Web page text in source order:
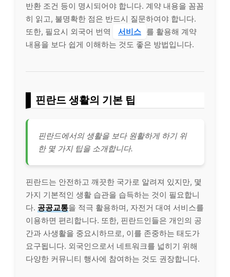
반환 조건 등이 명시되어야 합니다. 계약 내용을 꼼꼼
히 읽고, 불명확한 점은 반드시 질문하여야 합니다.
또한, 필요시 외국어 번역
서비스 를 활용해 계약
내용을 보다 쉽게 이해하는 것도 좋은 방법입니다.
핀란드 생활의 기본 팁
핀란드에서의 생활을 보다 원활하게 하기 위
한 몇 가지 팁을 소개합니다.
핀란드는 안전하고 깨끗한 국가로 알려져 있지만, 몇
가지 기본적인 생활 습관을 습득하는 것이 필요합니
다. 공공교통을 적극 활용하며, 자전거 대여 서비스를
이용하면 편리합니다. 또한, 핀란드인들은 개인의 공
간과 사생활을 중요시하므로, 이를 존중하는 태도가
요구됩니다. 외국인으로서 네트워크를 넓히기 위해
다양한 커뮤니티 행사에 참여하는 것도 권장합니다.